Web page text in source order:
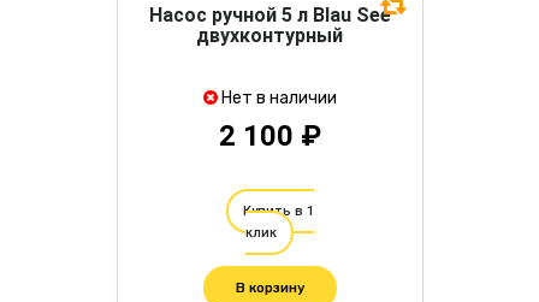
Насос ручной 5 л Blau See
двухконтурный
Нет в наличии
2 100 ₽
Купить в 1
клик
В корзину